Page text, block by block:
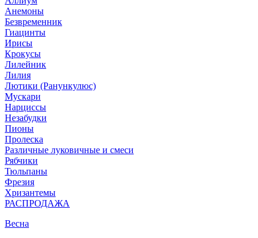
Анемоны
Безвременник
Гиацинты
Ирисы
Крокусы
Лилейник
Лилия
Лютики (Ранункулюс)
Мускари
Нарцисcы
Незабудки
Пионы
Пролеска
Различные луковичные и смеси
Рябчики
Тюльпаны
Фрезия
Хризантемы
РАСПРОДАЖА
Весна